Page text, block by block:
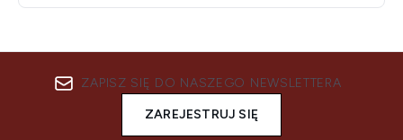
ZAPISZ SIĘ DO NASZEGO NEWSLETTERA
ZAREJESTRUJ SIĘ